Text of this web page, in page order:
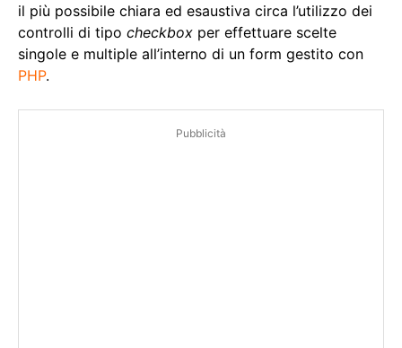
il più possibile chiara ed esaustiva circa l’utilizzo dei
controlli di tipo checkbox per effettuare scelte
singole e multiple all’interno di un form gestito con
PHP.
Pubblicità